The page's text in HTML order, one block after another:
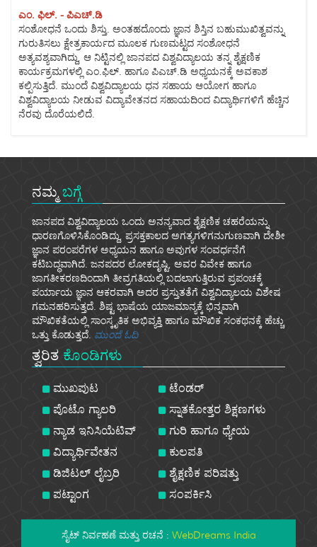
ಎಂ. ಫಿಲ್. - ಪಿಎಚ್.ಡಿ
ಸಂಶೋಧನೆ ಒಂದು ಶಿಸ್ತು. ಅಂತಹದೊಂದು ಜ್ಞಾನ ಶಿಸ್ತಿನ ಬಹುಮುಖಿತ್ವವನ್ನು
ಗುರುತಿಸಲು ಕ್ಷೇತ್ರಕಾರ್ಯದ ಮೂಲಕ ಗುಣಮಟ್ಟದ ಸಂಶೋಧನೆ
ಅತ್ಯವಶ್ಯವಾಗಿದ್ದು, ಆ ನಿಟ್ಟಿನಲ್ಲಿ ಜಾನಪದ ವಿಶ್ವವಿದ್ಯಾಲಯ ತನ್ನ ಶೈಕ್ಷಣಿಕ
ಕಾರ್ಯಕ್ರಮಗಳಲ್ಲಿ ಎಂ.ಫಿಲ್. ಹಾಗೂ ಪಿಎಚ್.ಡಿ ಅಧ್ಯಯನಕ್ಕೆ ಅವಕಾಶ
ಕಲ್ಪಿಸುತ್ತಿದೆ. ಮುಂದೆ ವಿಶ್ವವಿದ್ಯಾಲಯ ಧನ ಸಹಾಯ ಆಯೋಗ ಹಾಗೂ
ವಿಶ್ವವಿದ್ಯಾಲಯ ನೀಡುವ ವಿದ್ಯಾವೇತನದ ಸಹಾಯದಿಂದ ವಿದ್ಯಾರ್ಥಿಗಳಿಗೆ ಹೆಚ್ಚಿನ
ನೆರವು ದೊರೆಯಲಿದೆ.
ನಮ್ಮಬಗ್ಗೆ
ಜಾನಪದ ವಿಶ್ವವಿದ್ಯಾಲಯ ಒಂದು ಅನನ್ಯವಾದ ಶೈಕ್ಷಣಿಕ ಚಹರೆಯನ್ನು
ಧಾರಣಗೊಳಿಸಿಕೊಂಡಿದ್ದು, ಪ್ರಸಕ್ತಕಾಲದ ಅಗತ್ಯಗಳಿಗನುಗುಣವಾಗಿ ದೇಶೀ
ಜ್ಞಾನ ಪರಂಪರೆಗಳ ಅಧ್ಯಯನ ಹಾಗೂ ಅವುಗಳ ಸಂವರ್ಧನೆಗೆ
ಕಟಿಬದ್ಧವಾಗಿದೆ. ಜನಪದರ ಲೋಕದೃಷ್ಟಿ, ಅವರ ವಿವೇಕ ಹಾಗೂ
ಜಾಗತೀಕರಣದಿಂದಾಗಿ ತೀವ್ರಗತಿಯಲ್ಲಿ ಬದಲಾಗುತ್ತಿರುವ ಪ್ರಪಂಚಕ್ಕೆ
ಪರ್ಯಾಯ ಜ್ಞಾನ ಆಕರವಾಗಿ ಅದರ ಪ್ರಸ್ತುತತೆಗೆ ವಿಶ್ವವಿದ್ಯಾಲಯ ವಿಶೇಷ
ಗಮನಹರಿಸುತ್ತದೆ. ಶಿಷ್ಟ ಭಾಷೆಯ ಯಾಜಮಾನ್ಯಕ್ಕೆ ಭಿನ್ನವಾಗಿ
ಮೌಖಿಕತೆಯಲ್ಲಿ ಸಾಂಸ್ಕೃತಿಕ ಅಭಿವ್ಯಕ್ತಿ ಹಾಗೂ ಮೌಖಿಕ ಸಂಕಥನಕ್ಕೆ ಹೆಚ್ಚು
ಒತ್ತು ಕೊಡುತ್ತದೆ. ಮುಂದೆ ಓದಿ
ತ್ವರಿತ ಕೊಂಡಿಗಳು
ಮುಖಪುಟ
ಪೊಟೊ ಗ್ಯಾಲರಿ
ನ್ಯಾಡ ಇನಿಸಿಯೆಟಿವ್
ವಿದ್ಯಾರ್ಥಿವೇತನ
ಡಿಜಿಟಲ್ ಲೈಬ್ರರಿ
ಪಟ್ಟಾಂಗ
ಟೆಂಡರ್
ಸ್ನಾತಕೋತ್ತರ ಶಿಕ್ಷಣಗಳು
ಗುರಿ ಹಾಗೂ ಧ್ಯೇಯ
ಕುಲಪತಿ
ಶೈಕ್ಷಣಿಕ ಪರಿಷತ್ತು
ಸಂಪರ್ಕಿಸಿ
ಸೈಟ್ ನಿರ್ವಹಣೆ ಮತ್ತು ರಚನೆ : WebDreams India